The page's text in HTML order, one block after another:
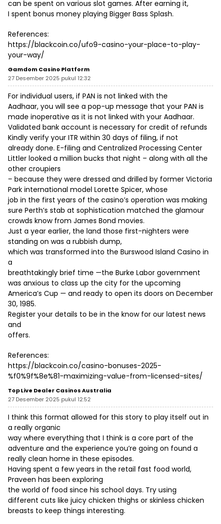
can be spent on various slot games. After earning it,
I spent bonus money playing Bigger Bass Splash.
References:
https://blackcoin.co/ufo9-casino-your-place-to-play-
your-way/
Gamdom Casino Platform
27 Desember 2025 pukul 12:32
For individual users, if PAN is not linked with the
Aadhaar, you will see a pop-up message that your PAN is
made inoperative as it is not linked with your Aadhaar.
Validated bank account is necessary for credit of refunds
Kindly verify your ITR within 30 days of filing, if not
already done. E-filing and Centralized Processing Center
Littler looked a million bucks that night – along with all the
other croupiers
– because they were dressed and drilled by former Victoria
Park international model Lorette Spicer, whose
job in the first years of the casino’s operation was making
sure Perth’s stab at sophistication matched the glamour
crowds know from James Bond movies.
Just a year earlier, the land those first-nighters were
standing on was a rubbish dump,
which was transformed into the Burswood Island Casino in
a
breathtakingly brief time —the Burke Labor government
was anxious to class up the city for the upcoming
America’s Cup — and ready to open its doors on December
30, 1985.
Register your details to be in the know for our latest news
and
offers.
References:
https://blackcoin.co/casino-bonuses-2025-
%f0%9f%8e%81-maximizing-value-from-licensed-sites/
Top Live Dealer Casinos Australia
27 Desember 2025 pukul 12:52
I think this format allowed for this story to play itself out in
a really organic
way where everything that I think is a core part of the
adventure and the experience you’re going on found a
really clean home in these episodes.
Having spent a few years in the retail fast food world,
Praveen has been exploring
the world of food since his school days. Try using
different cuts like juicy chicken thighs or skinless chicken
breasts to keep things interesting.